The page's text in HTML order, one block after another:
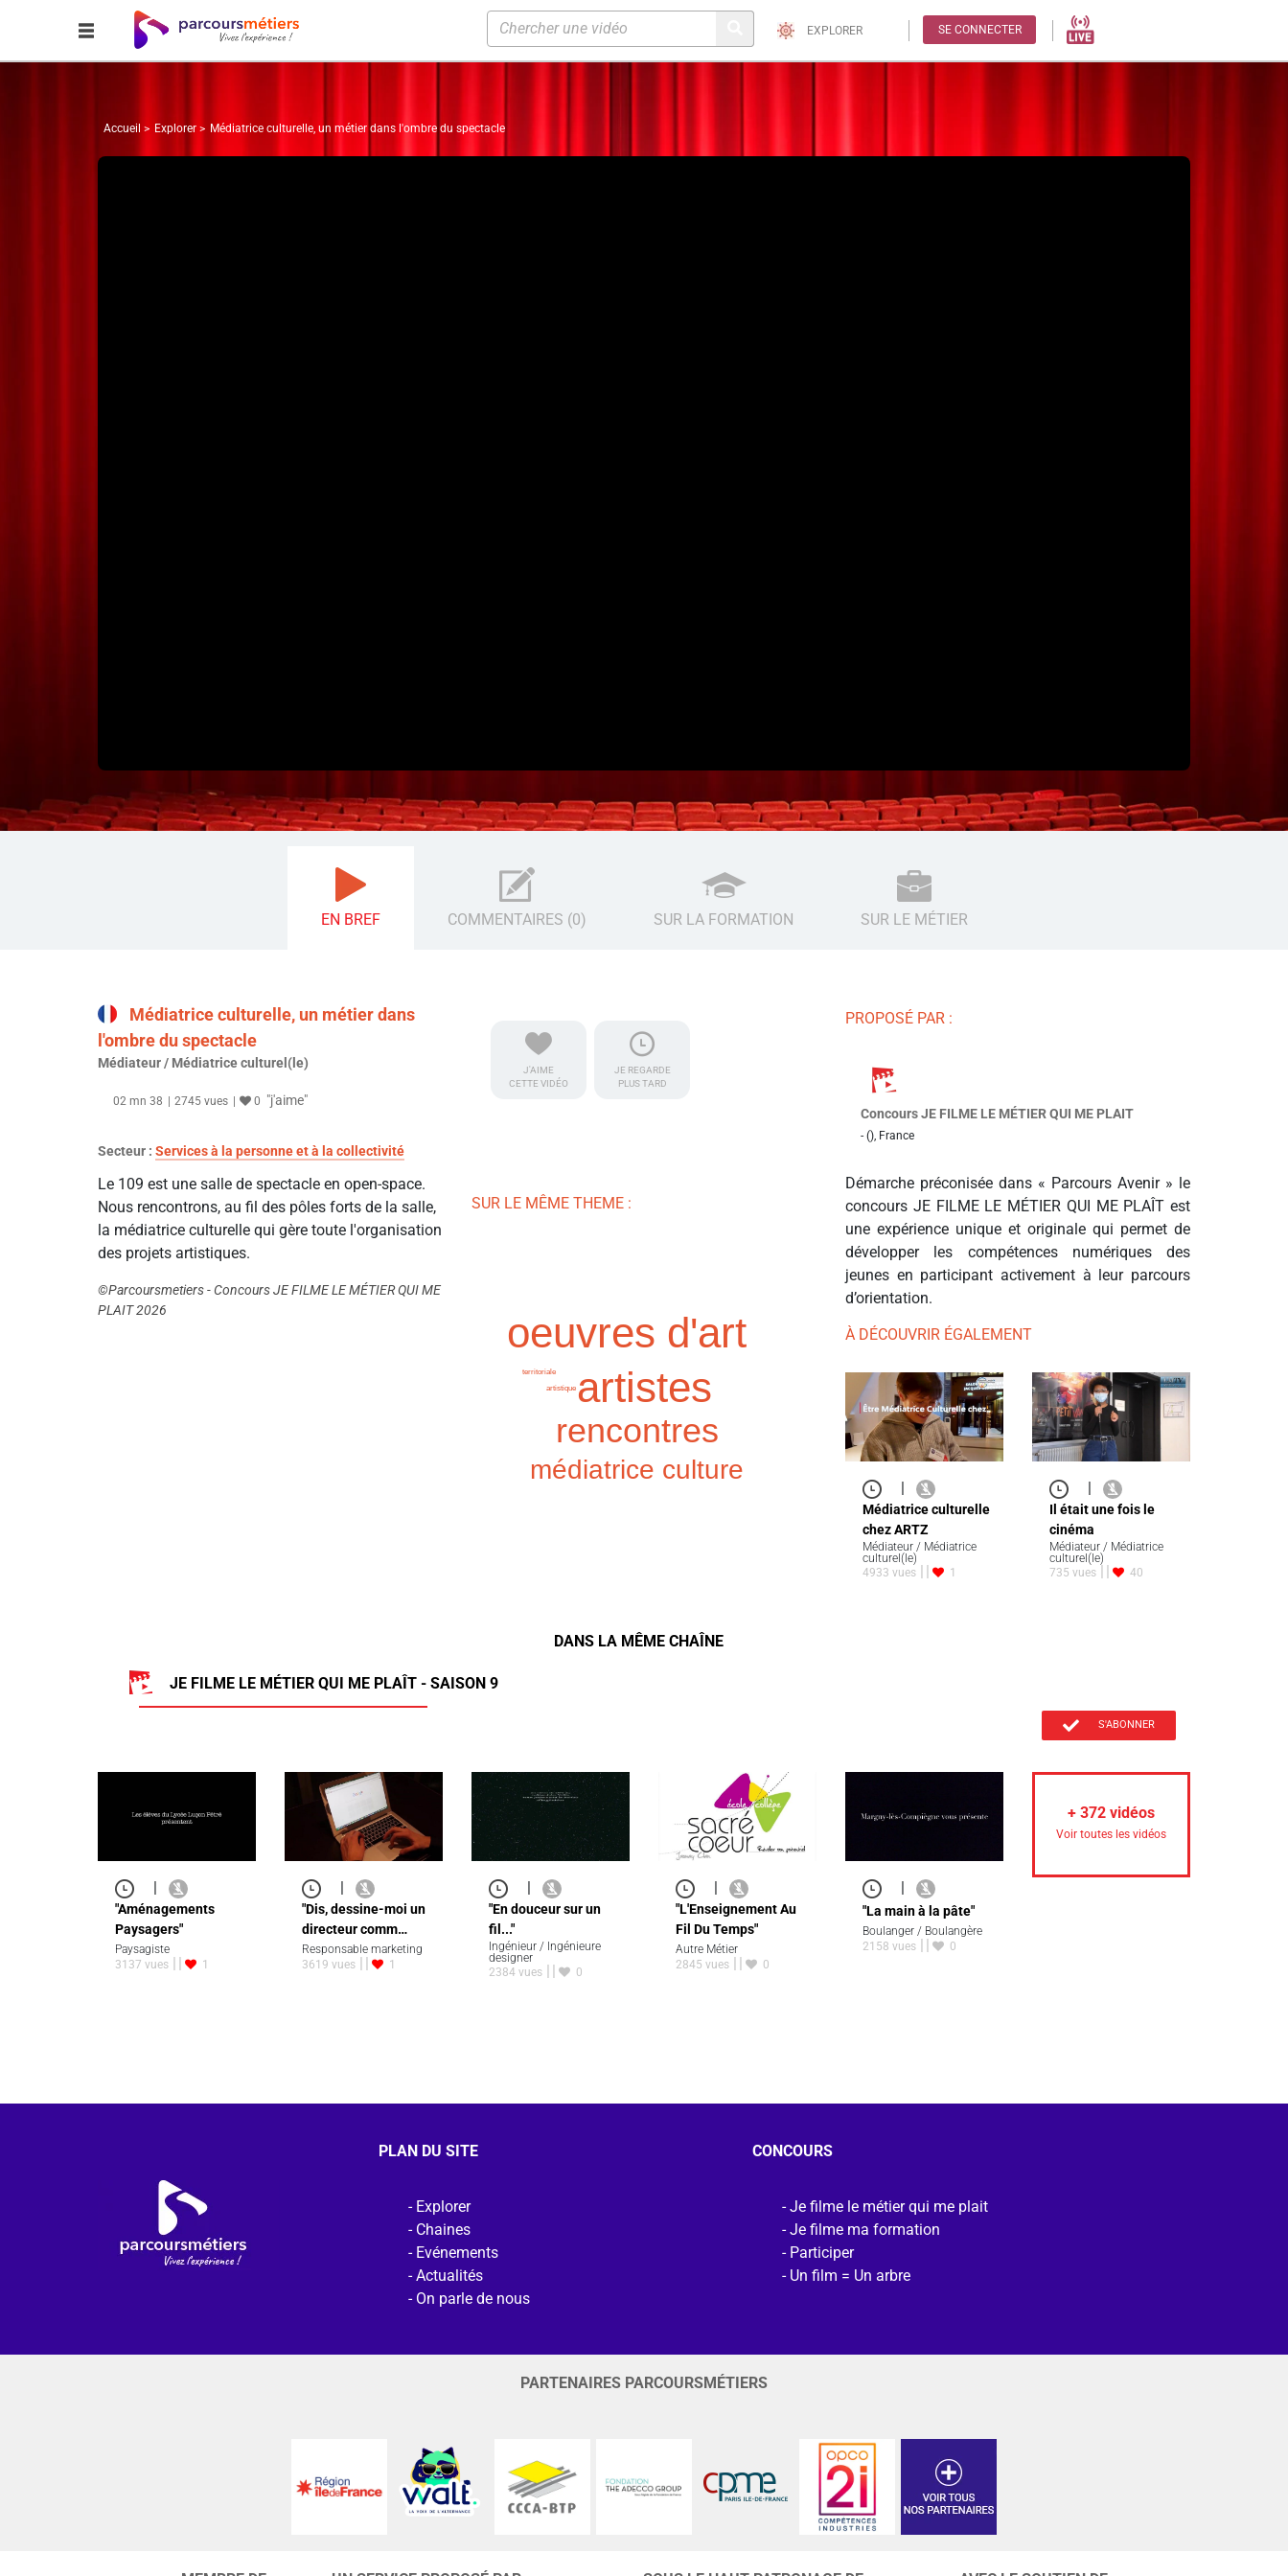
EXPLORER SE CONNECTER
Accueil Explorer Médiatrice culturelle, un métier dans l'ombre du spectacle
EN BREF COMMENTAIRES (0) SUR LA FORMATION SUR LE MÉTIER
Médiatrice culturelle, un métier dans
l'ombre du spectacle
Médiateur / Médiatrice culturel(le)
02 mn 38 2745 vues 0 "j'aime"
Secteur : Services à la personne et à la collectivité
Le 109 est une salle de spectacle en open-space.
Nous rencontrons, au fil des pôles forts de la salle,
la médiatrice culturelle qui gère toute l'organisation
des projets artistiques.
©Parcoursmetiers - Concours JE FILME LE MÉTIER QUI ME
PLAIT 2026
J'AIME
CETTE VIDÉO
JE REGARDE
PLUS TARD
SUR LE MÊME THEME :
artistes
oeuvres d'art
rencontres
médiatrice culture
artistique
territoriale
PROPOSÉ PAR :
Concours JE FILME LE MÉTIER QUI ME PLAIT
- (), France
Démarche préconisée dans « Parcours Avenir » le
concours JE FILME LE MÉTIER QUI ME PLAÎT est
une expérience unique et originale qui permet de
développer les compétences numériques des
jeunes en participant activement à leur parcours
d’orientation.
À DÉCOUVRIR ÉGALEMENT
Médiatrice culturelle
chez ARTZ
Médiateur / Médiatrice
culturel(le)
4933 vues
1
Il était une fois le
cinéma
Médiateur / Médiatrice
culturel(le)
735 vues
40
DANS LA MÊME CHAÎNE
JE FILME LE MÉTIER QUI ME PLAÎT - SAISON 9
S'ABONNER
"Aménagements
Paysagers"
Paysagiste
3137 vues
1
"Dis, dessine-moi un
directeur comm…
Responsable marketing
3619 vues
1
"En douceur sur un
fil..."
Ingénieur / Ingénieure
designer
2384 vues
0
"L'Enseignement Au
Fil Du Temps"
Autre Métier
2845 vues
0
"La main à la pâte"
Boulanger / Boulangère
2158 vues
0
+ 372 vidéos
Voir toutes les vidéos
PLAN DU SITE
Explorer
Chaines
Evénements
Actualités
On parle de nous
CONCOURS
Je filme le métier qui me plait
Je filme ma formation
Participer
Un film = Un arbre
PARTENAIRES PARCOURSMÉTIERS